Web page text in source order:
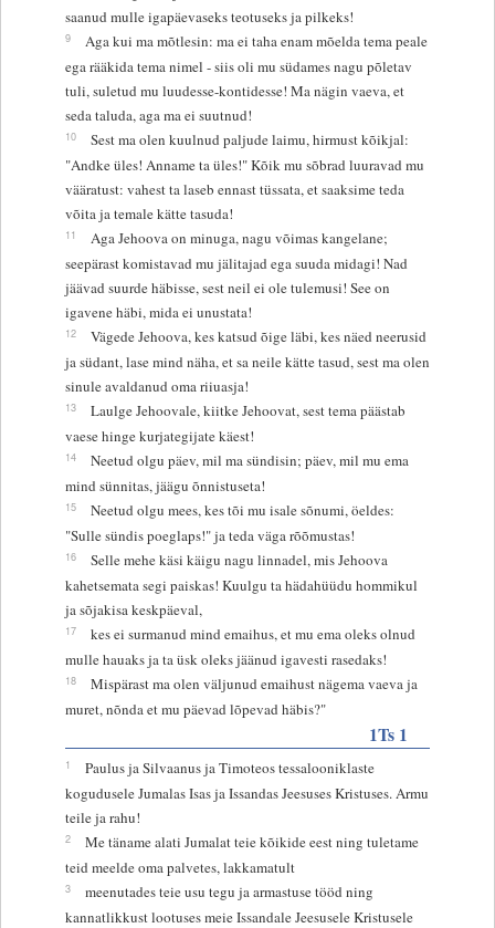
saanud mulle igapäevaseks teotuseks ja pilkeks!
9
Aga kui ma mõtlesin: ma ei taha enam mõelda tema peale
ega rääkida tema nimel - siis oli mu südames nagu põletav
tuli, suletud mu luudesse-kontidesse! Ma nägin vaeva, et
seda taluda, aga ma ei suutnud!
10
Sest ma olen kuulnud paljude laimu, hirmust kõikjal:
"Andke üles! Anname ta üles!" Kõik mu sõbrad luuravad mu
vääratust: vahest ta laseb ennast tüssata, et saaksime teda
võita ja temale kätte tasuda!
11
Aga Jehoova on minuga, nagu võimas kangelane;
seepärast komistavad mu jälitajad ega suuda midagi! Nad
jäävad suurde häbisse, sest neil ei ole tulemusi! See on
igavene häbi, mida ei unustata!
12
Vägede Jehoova, kes katsud õige läbi, kes näed neerusid
ja südant, lase mind näha, et sa neile kätte tasud, sest ma olen
sinule avaldanud oma riiuasja!
13
Laulge Jehoovale, kiitke Jehoovat, sest tema päästab
vaese hinge kurjategijate käest!
14
Neetud olgu päev, mil ma sündisin; päev, mil mu ema
mind sünnitas, jäägu õnnistuseta!
15
Neetud olgu mees, kes tõi mu isale sõnumi, öeldes:
"Sulle sündis poeglaps!" ja teda väga rõõmustas!
16
Selle mehe käsi käigu nagu linnadel, mis Jehoova
kahetsemata segi paiskas! Kuulgu ta hädahüüdu hommikul
ja sõjakisa keskpäeval,
17
kes ei surmanud mind emaihus, et mu ema oleks olnud
mulle hauaks ja ta üsk oleks jäänud igavesti rasedaks!
18
Mispärast ma olen väljunud emaihust nägema vaeva ja
muret, nõnda et mu päevad lõpevad häbis?"
1Ts 1
1
Paulus ja Silvaanus ja Timoteos tessalooniklaste
kogudusele Jumalas Isas ja Issandas Jeesuses Kristuses. Armu
teile ja rahu!
2
Me täname alati Jumalat teie kõikide eest ning tuletame
teid meelde oma palvetes, lakkamatult
3
meenutades teie usu tegu ja armastuse tööd ning
kannatlikkust lootuses meie Issandale Jeesusele Kristusele